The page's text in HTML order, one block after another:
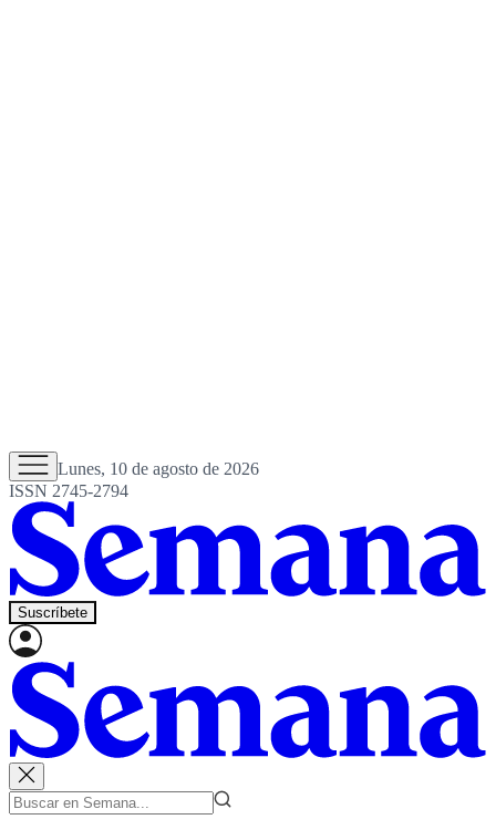
Lunes, 10 de agosto de 2026
ISSN 2745-2794
Suscríbete